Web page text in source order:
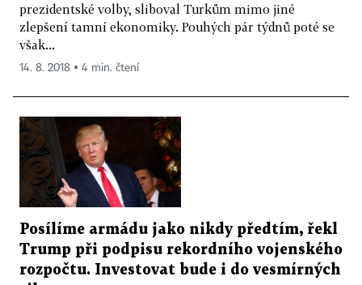
prezidentské volby, sliboval Turkům mimo jiné
zlepšení tamní ekonomiky. Pouhých pár týdnů poté se
však...
14. 8. 2018 ▪ 4 min. čtení
Posílíme armádu jako nikdy předtím, řekl
Trump při podpisu rekordního vojenského
rozpočtu. Investovat bude i do vesmírných